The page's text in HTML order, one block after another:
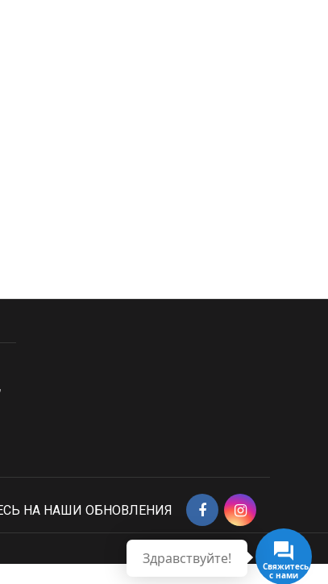
Свяжитесь
с нами
Здравствуйте!
НА НАШИ ОБНОВЛЕНИЯ